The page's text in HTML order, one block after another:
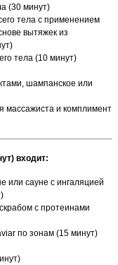
(30 минут)
тела с применением
вытяжек из
тела (10 минут)
шампанское или
массажиста и комплимент
входит:
или сауне с ингаляцией
с протеинами
по зонам (15 минут)